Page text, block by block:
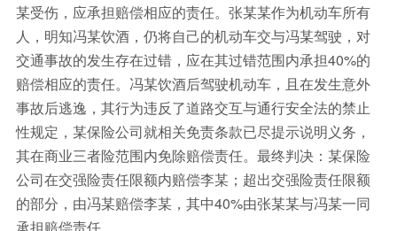
某受伤，应承担赔偿相应的责任。张某某作为机动车所有
人，明知冯某饮酒，仍将自己的机动车交与冯某驾驶，对
交通事故的发生存在过错，应在其过错范围内承担40%的
赔偿相应的责任。冯某饮酒后驾驶机动车，且在发生意外
事故后逃逸，其行为违反了道路交互与通行安全法的禁止
性规定，某保险公司就相关免责条款已尽提示说明义务，
其在商业三者险范围内免除赔偿责任。最终判决：某保险
公司在交强险责任限额内赔偿李某；超出交强险责任限额
的部分，由冯某赔偿李某，其中40%由张某某与冯某一同